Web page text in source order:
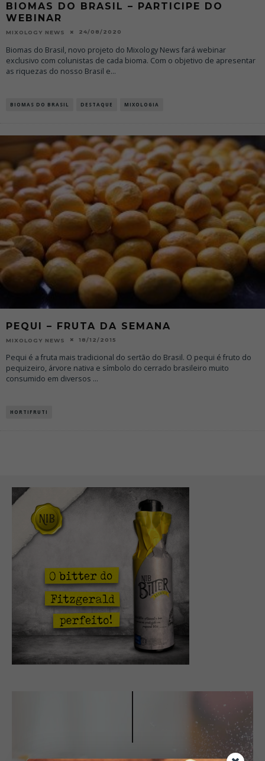
BIOMAS DO BRASIL – PARTICIPE DO
WEBINAR
MIXOLOGY NEWS 24/08/2020
Biomas do Brasil, novo projeto do Mixology News fará webinar
exclusivo com colunistas de cada bioma. Com o objetivo de apresentar
as riquezas do nosso Brasil e...
BIOMAS DO BRASIL DESTAQUE MIXOLOGIA
PEQUI – FRUTA DA SEMANA
MIXOLOGY NEWS 18/12/2015
Pequi é a fruta mais tradicional do sertão do Brasil. O pequi é fruto do
pequizeiro, árvore nativa e símbolo do cerrado brasileiro muito
consumido em diversos ...
HORTIFRUTI